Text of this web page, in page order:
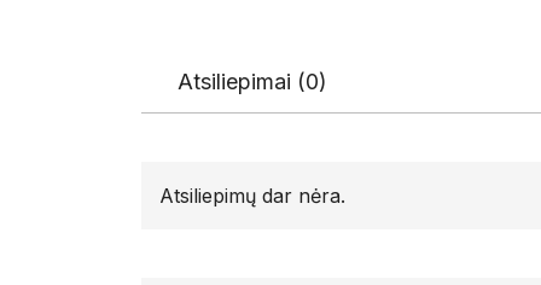
Atsiliepimai (0)
Atsiliepimų dar nėra.